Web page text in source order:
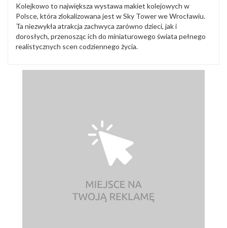
Kolejkowo to największa wystawa makiet kolejowych w
Polsce, która zlokalizowana jest w Sky Tower we Wrocławiu.
Ta niezwykła atrakcja zachwyca zarówno dzieci, jak i
dorosłych, przenosząc ich do miniaturowego świata pełnego
realistycznych scen codziennego życia.